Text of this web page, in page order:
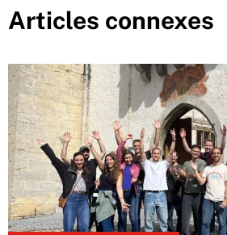
Articles connexes